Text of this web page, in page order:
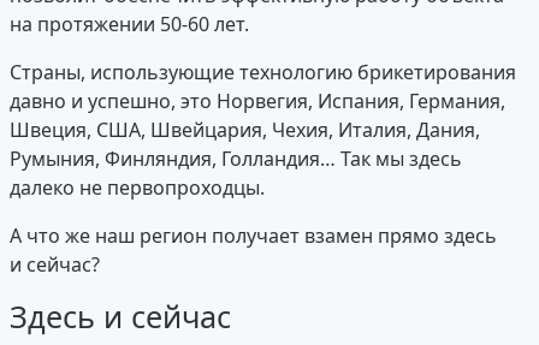
на протяжении 50-60 лет.
Страны, использующие технологию брикетирования
давно и успешно, это Норвегия, Испания, Германия,
Швеция, США, Швейцария, Чехия, Италия, Дания,
Румыния, Финляндия, Голландия… Так мы здесь
далеко не первопроходцы.
А что же наш регион получает взамен прямо здесь
и сейчас?
Здесь и сейчас